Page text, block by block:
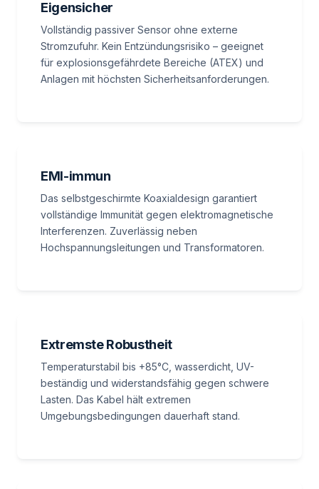
Eigensicher
Vollständig passiver Sensor ohne externe
Stromzufuhr. Kein Entzündungsrisiko – geeignet
für explosionsgefährdete Bereiche (ATEX) und
Anlagen mit höchsten Sicherheitsanforderungen.
EMI-immun
Das selbstgeschirmte Koaxialdesign garantiert
vollständige Immunität gegen elektromagnetische
Interferenzen. Zuverlässig neben
Hochspannungsleitungen und Transformatoren.
Extremste Robustheit
Temperaturstabil bis +85°C, wasserdicht, UV-
beständig und widerstandsfähig gegen schwere
Lasten. Das Kabel hält extremen
Umgebungsbedingungen dauerhaft stand.